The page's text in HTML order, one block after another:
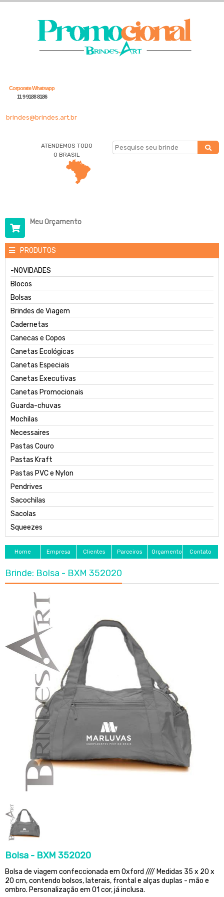
Corporate Whatsapp
11 9 9188 8186
brindes@brindes.art.br
ATENDEMOS TODO
O BRASIL
Meu Orçamento
PRODUTOS
-NOVIDADES
Blocos
Bolsas
Brindes de Viagem
Cadernetas
Canecas e Copos
Canetas Ecológicas
Canetas Especiais
Canetas Executivas
Canetas Promocionais
Guarda-chuvas
Mochilas
Necessaires
Pastas Couro
Pastas Kraft
Pastas PVC e Nylon
Pendrives
Sacochilas
Sacolas
Squeezes
Home Empresa Clientes Parceiros Orçamento Contato
Brinde: Bolsa - BXM 352020
Bolsa - BXM 352020
Bolsa de viagem confeccionada em Oxford //// Medidas 35 x 20 x
20 cm, contendo bolsos, laterais, frontal e alças duplas - mão e
ombro. Personalização em 01 cor, já inclusa.